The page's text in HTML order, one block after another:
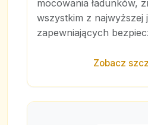
mocowania ładunków,
wszystkim z
zapewniających
Zobacz